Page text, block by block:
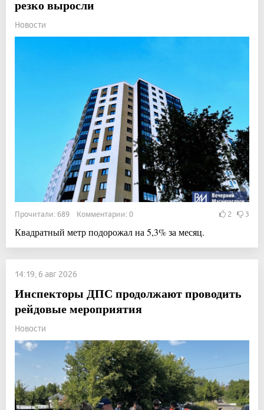
резко выросли
Новости
Прочитали: 689 Комментарии: 0 2 3
Квадратный метр подорожал на 5,3% за месяц.
14:19, 6 авг 2026
Инспекторы ДПС продолжают проводить
рейдовые мероприятия
Новости